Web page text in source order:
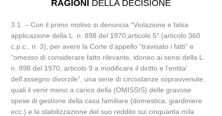
RAGIONI DELLA DECISIONE
3.1. – Con il primo motivo si denuncia “Violazione e falsa
applicazione della L. n. 898 del 1970,articolo 5” (articolo 360
c.p.c., n. 3), per avere la Corte d’appello “travisato i fatti” e
“omesso di considerare fatto rilevante, idoneo ai sensi della L.
n. 898 del 1970, articolo 9 a modificare il diritto e l’entita’
dell’assegno divorzile”, una serie di circostanze sopravvenute,
quali il venir meno a carico della (OMISSIS) delle gravose
spese di gestione della casa familiare (domestica, giardiniere
ecc.) e la stabilizzazione del suo reddito sui cinquanta mila